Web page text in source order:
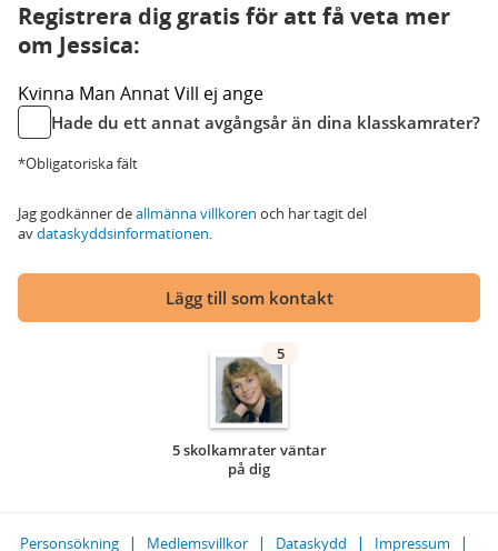
Registrera dig gratis för att få veta mer
om Jessica:
Kvinna Man AnnatVill ej ange
Hade du ett annat avgångsår än dina klasskamrater?
*Obligatoriska fält
Jag godkänner deallmänna villkoren och har tagit del
avdataskyddsinformationen.
Lägg till som kontakt
5
5 skolkamrater väntar
på dig
Personsökning Medlemsvillkor Dataskydd Impressum